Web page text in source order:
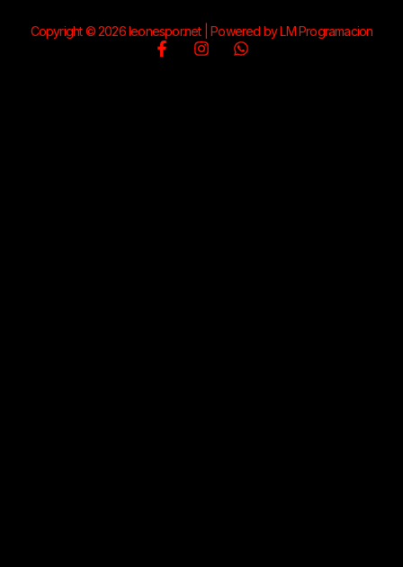
Copyright © 2026 leonespor.net | Powered by LM Programacion